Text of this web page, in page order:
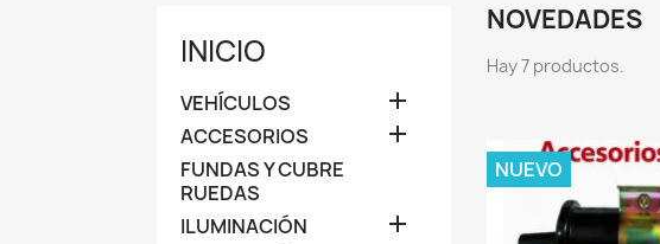
INICIO
VEHÍCULOS 
ACCESORIOS 
FUNDAS Y CUBRE
RUEDAS
ILUMINACIÓN

NOVEDADES
Hay 7 productos.
NUEVO